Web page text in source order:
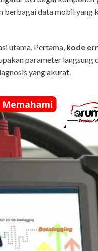
berbagai data mobil yang
utama. Pertama, kode
parameter langsung
yang akurat.